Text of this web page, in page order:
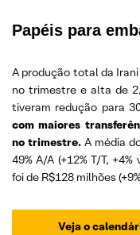
Papéis para
A produção total da
no trimestre e alta de
tiveram redução para
com maiores
no trimestre.A média
49% A/A (+12% T/T,
foi de R$128 milhões
Veja o